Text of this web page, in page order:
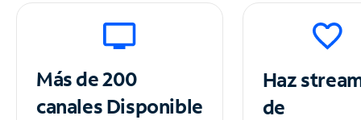
Más de 200
canalesDisponible
Haz
de